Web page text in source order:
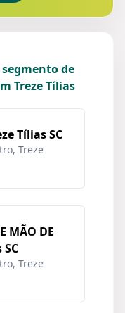
de
Treze Tílias
Tílias SC
Treze
MÃO DE
Treze